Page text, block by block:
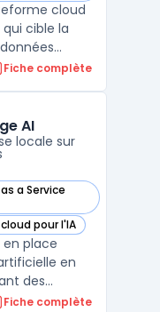
cloud
cible la
Les
et la sécurité
Fiche complète
AI
locale sur
a Service
cette catégorie
pour l'IA
cette catégorie
en place
en
des
de flux de
Fiche complète